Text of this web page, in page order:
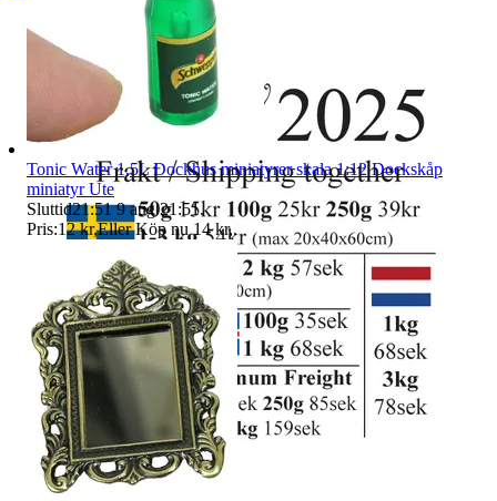
Tonic Water 1,5L Dockhus miniatyrer skala 1:12 Dockskåp
miniatyr Ute
Sluttid21:51 9 aug 21:51.
Pris:12 kr,Eller Köp nu 14 kr,.